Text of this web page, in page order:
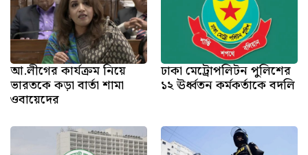
আ.লীগের কার্যক্রম নিয়ে
ভারতকে কড়া বার্তা শামা
ওবায়েদের
ঢাকা মেট্রোপলিটন পুলিশের
১২ ঊর্ধ্বতন কর্মকর্তাকে বদলি